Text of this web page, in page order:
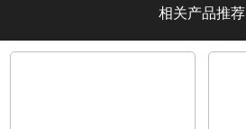
相关产品推荐